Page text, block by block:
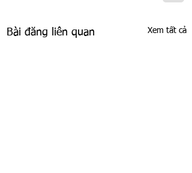
Bài đăng liên quan Xem tất cả